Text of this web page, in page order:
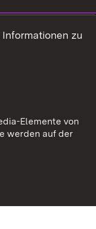
zu
Elemente von
werden auf der